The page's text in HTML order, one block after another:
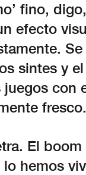
fino,
efecto
sintes y
con
fresco.
El
hemos